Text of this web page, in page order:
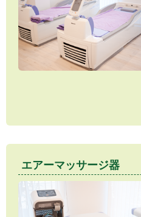
エアーマッサージ器